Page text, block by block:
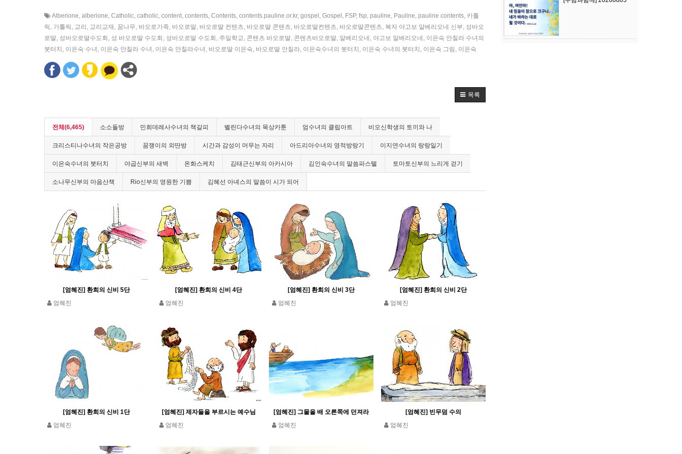
Alberione, alberione, Catholic, catholic, content, contents, Contents, contents.pauline.or.kr, gospel , Gospel , FSP, fsp, pauline, Pauline, pauline contents, 카톨
릭 , 가톨릭 , 교리 , 교리교재 , 꿈나무, 바오로가족, 바오로딸, 바오로딸 컨텐츠, 바오로딸 콘텐츠, 바오로딸컨텐츠, 바오로딸콘텐츠, 복자 야고보 알베리오네 신부, 성바오
로딸, 성바오로딸수도회 , 성 바오로딸 수도회 , 성바오로딸 수도회 , 주일학교, 콘텐츠 바오로딸, 콘텐츠바오로딸, 알베리오네 , 야고보 알베리오네 , 이은숙 안칠라 수녀의
붓터치 , 이은숙 수녀 , 이은숙 안칠라 수녀 , 이은숙 안칠라수녀 , 바오로딸 이은숙, 바오로딸 안칠라, 이은숙수녀의 붓터치 , 이은숙 수녀의 붓터치 , 이은숙 그림 , 이은숙
목록
전체(6,465) 소소돌방 민희데레사수녀의 책갈피 벨린다수녀의 묵상카툰 엄수녀의 클립아트 비오신학생의 토끼와 나
크리스티나수녀의 작은공방 꿈쟁이의 외딴방 시간과 감성이 머무는 자리 아드리아수녀의 영적방랑기 이지연수녀의 랑랑일기
이은숙수녀의 붓터치 야곱신부의 새벽 온화스케치 김태근신부의 아카시아 김인숙수녀의 말씀파스텔 토마토신부의 느리게 걷기
소나무신부의 마음산책 Rio신부의 영원한 기쁨 김혜선 아녜스의 말씀이 시가 되어
[엄혜진] 환희의 신비 5단
엄혜진
[엄혜진] 환희의 신비 4단
엄혜진
[엄혜진] 환희의 신비 3단
엄혜진
[엄혜진] 환희의 신비 2단
엄혜진
[엄혜진] 환희의 신비 1단
엄혜진
[엄혜진] 제자들을 부르시는 예수님
엄혜진
[엄혜진] 그물을 배 오른쪽에 던져라
엄혜진
[엄혜진] 빈무덤 수의
엄혜진